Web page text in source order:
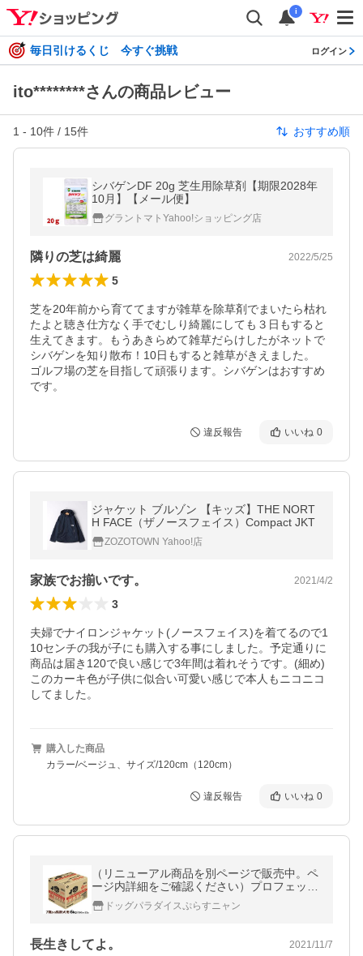
i
毎日引けるくじ 今すぐ挑戦 ログイン
ito********さんの商品レビュー
1 - 10件 / 15件 おすすめ順
シバゲンDF 20g 芝生用除草剤【期限2028年
10月】【メール便】
グラントマトYahoo!ショッピング店
隣りの芝は綺麗 2022/5/25
5
芝を20年前から育ててますが雑草を除草剤でまいたら枯れ
たよと聴き仕方なく手でむしり綺麗にしても３日もすると
生えてきます。もうあきらめて雑草だらけしたがネットで
シバゲンを知り散布！10日もすると雑草がきえました。
ゴルフ場の芝を目指して頑張ります。シバゲンはおすすめ
です。
違反報告 いいね 0
ジャケット ブルゾン 【キッズ】THE NORT
H FACE（ザノースフェイス）Compact JKT
ZOZOTOWN Yahoo!店
家族でお揃いです。 2021/4/2
3
夫婦でナイロンジャケット(ノースフェイス)を着てるので1
10センチの我が子にも購入する事にしました。予定通りに
商品は届き120で良い感じで3年間は着れそうです。(細め)
このカーキ色が子供に似合い可愛い感じで本人もニコニコ
してました。
購入した商品
カラー/ベージュ、サイズ/120cm（120cm）
違反報告 いいね 0
（リニューアル商品を別ページで販売中。ペ
ージ内詳細をご確認ください）プロフェッシ
ョナルバランス 7歳から高齢犬 6kg
ドッグパラダイスぷらすニャン
長生きしてよ。 2021/11/7